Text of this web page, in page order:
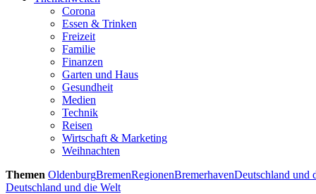
Corona
Essen & Trinken
Freizeit
Familie
Finanzen
Garten und Haus
Gesundheit
Medien
Technik
Reisen
Wirtschaft & Marketing
Weihnachten
Themen OldenburgBremenRegionenBremerhavenDeutschland und
Deutschland und die Welt